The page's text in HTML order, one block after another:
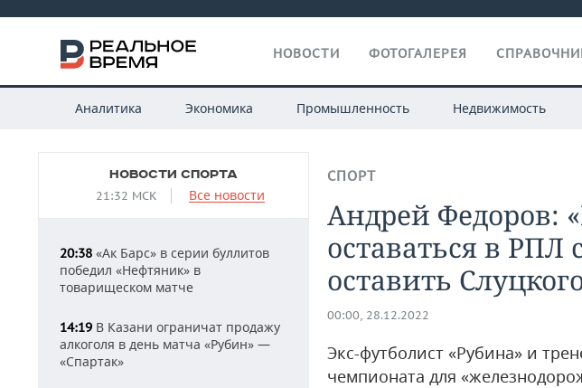
НОВОСТИ ФОТОГАЛЕРЕЯ
Аналитика Экономика Промышленность Недвижимость
НОВОСТИ СПОРТА
21:32 МСК Все новости
20:38 «Ак Барс» в серии буллитов
победил «Нефтяник» в
товарищеском матче
14:19 В Казани ограничат продажу
алкоголя в день матча «Рубин» —
«Спартак»
СПОРТ
Андрей Федоров:
оставаться в РПЛ
оставить
00:00, 28.12.2022
Экс-футболист «Рубина» и
чемпионата для